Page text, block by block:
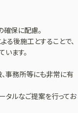
保に配慮。
る後施工とすることで、
ます。
事務所等にも非常に有
タルなご提案を行ってお